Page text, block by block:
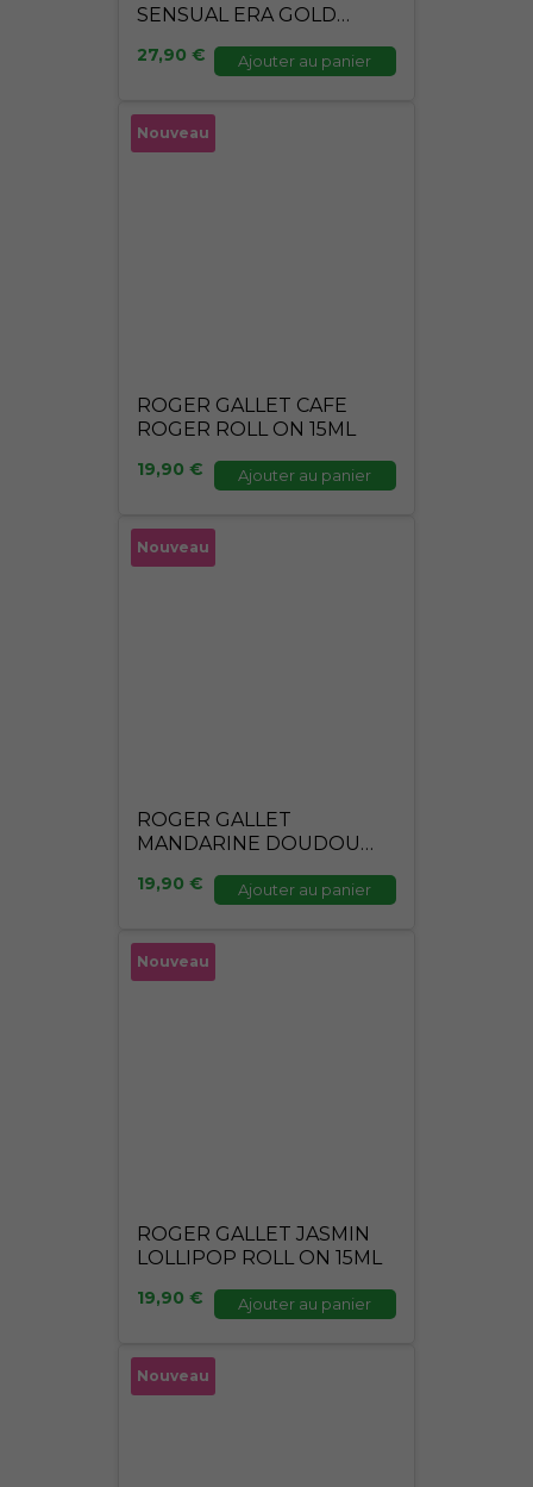
SENSUAL ERA GOLD
27,90 € Ajouter au panier
Nouveau
ROGER GALLET CAFE
ROGER ROLL ON 15ML
19,90 € Ajouter au panier
Nouveau
ROGER GALLET
MANDARINE DOUDOU
19,90 € Ajouter au panier
Nouveau
ROGER GALLET JASMIN
LOLLIPOP ROLL ON 15ML
19,90 € Ajouter au panier
Nouveau